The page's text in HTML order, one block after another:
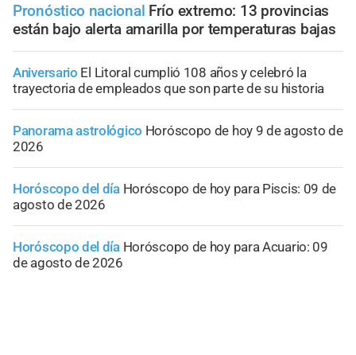
Pronóstico nacional Frío extremo: 13 provincias
están bajo alerta amarilla por temperaturas bajas
Aniversario El Litoral cumplió 108 años y celebró la
trayectoria de empleados que son parte de su historia
Panorama astrológico Horóscopo de hoy 9 de agosto de
2026
Horóscopo del día Horóscopo de hoy para Piscis: 09 de
agosto de 2026
Horóscopo del día Horóscopo de hoy para Acuario: 09
de agosto de 2026